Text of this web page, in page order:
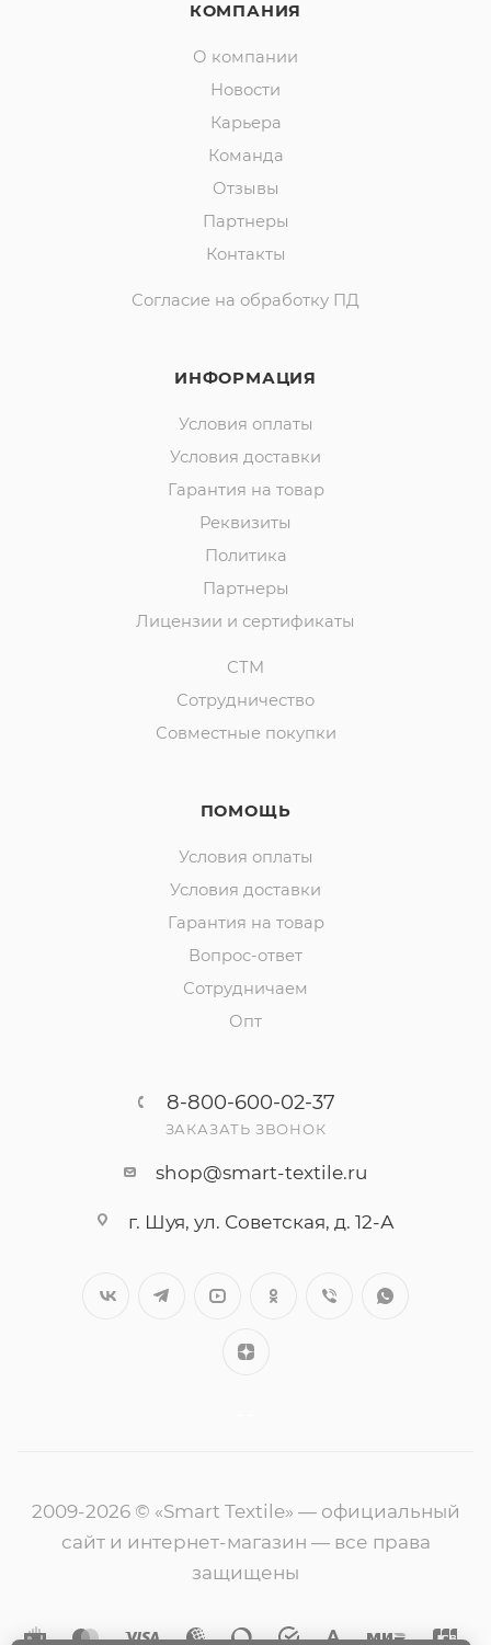
КОМПАНИЯ
О компании
Новости
Карьера
Команда
Отзывы
Партнеры
Контакты
Согласие на обработку ПД
ИНФОРМАЦИЯ
Условия оплаты
Условия доставки
Гарантия на товар
Реквизиты
Политика
Партнеры
Лицензии и сертификаты
СТМ
Сотрудничество
Совместные покупки
ПОМОЩЬ
Условия оплаты
Условия доставки
Гарантия на товар
Вопрос-ответ
Сотрудничаем
Опт
8-800-600-02-37
ЗАКАЗАТЬ ЗВОНОК
shop@smart-textile.ru
г. Шуя, ул. Советская, д. 12-А
2009-2026 © «Smart Textile» — официальный
сайт и интернет-магазин — все права
защищены